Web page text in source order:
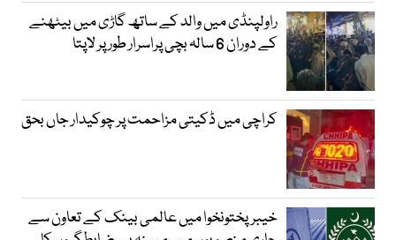
راولپنڈی میں والد کے ساتھ گاڑی میں بیٹھنے
کے دوران 6 سالہ بچی پراسرار طور پر لاپتا
کراچی میں ڈکیتی مزاحمت پر چوکیدار جاں بحق
خیبرپختونخوا میں عالمی بینک کے تعاون سے